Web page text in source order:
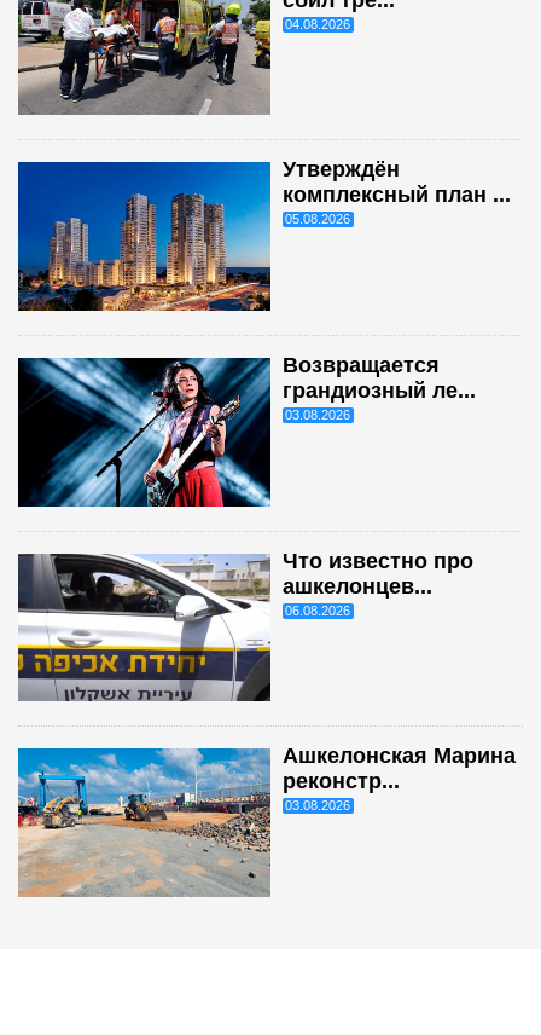
04.08.2026
Утверждён
комплексный план ...
05.08.2026
Возвращается
грандиозный ле...
03.08.2026
Что известно про
ашкелонцев...
06.08.2026
Ашкелонская Марина
реконстр...
03.08.2026